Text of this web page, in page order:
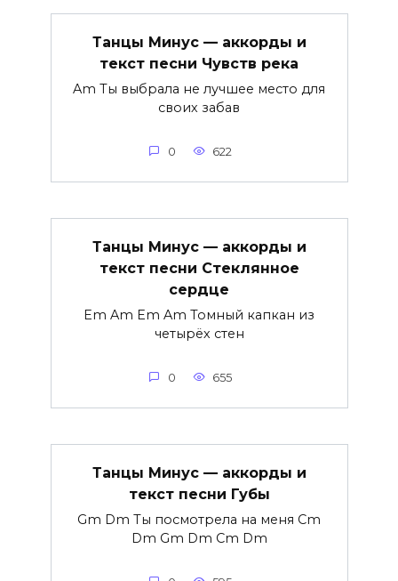
Танцы Минус — аккорды и
текст песни Чувств река
Am Ты выбрала не лучшее место для
своих забав
0 622
Танцы Минус — аккорды и
текст песни Стеклянное
сердце
Em Am Em Am Томный капкан из
четырёх стен
0 655
Танцы Минус — аккорды и
текст песни Губы
Gm Dm Ты посмотрела на меня Cm
Dm Gm Dm Cm Dm